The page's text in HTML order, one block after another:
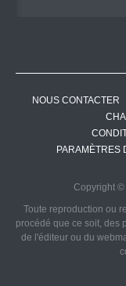
NOUS CONTACTER
PARAMÈTRES
Copyright ©
Toute reproduction ou
procédé que ce soit, des
de l'éditeur ou du